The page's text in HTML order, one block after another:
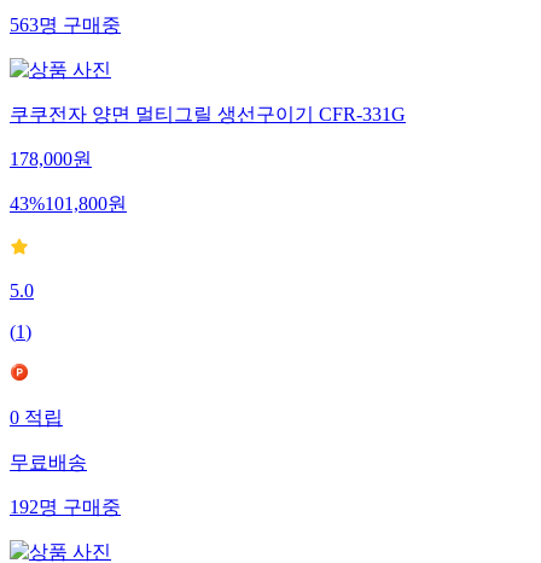
563명구매중
쿠쿠전자 양면 멀티그릴 생선구이기 CFR-331G
178,000원
43%101,800원
5.0
(1)
0적립
무료배송
192명구매중